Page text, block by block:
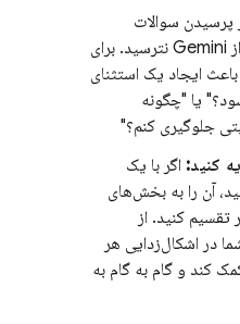
پرسیدن سوالات
از Gemini
نترسید. برای
ایجاد یک استثنای
یا "چگونه
جلوگیری کنم؟"
کنید: اگر با یک
آن را به بخش‌های
کنید. از
در اشکال‌زدایی هر
کند و گام به گام به